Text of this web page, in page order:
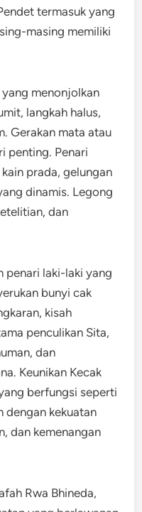
termasuk yang
masing memiliki
menonjolkan
langkah halus,
Gerakan mata atau
penting. Penari
prada, gelungan
dinamis. Legong
dan
penari laki-laki yang
bunyi cak
kisah
penculikan Sita,
dan
Keunikan Kecak
berfungsi seperti
dengan kekuatan
dan kemenangan
Rwa Bhineda,